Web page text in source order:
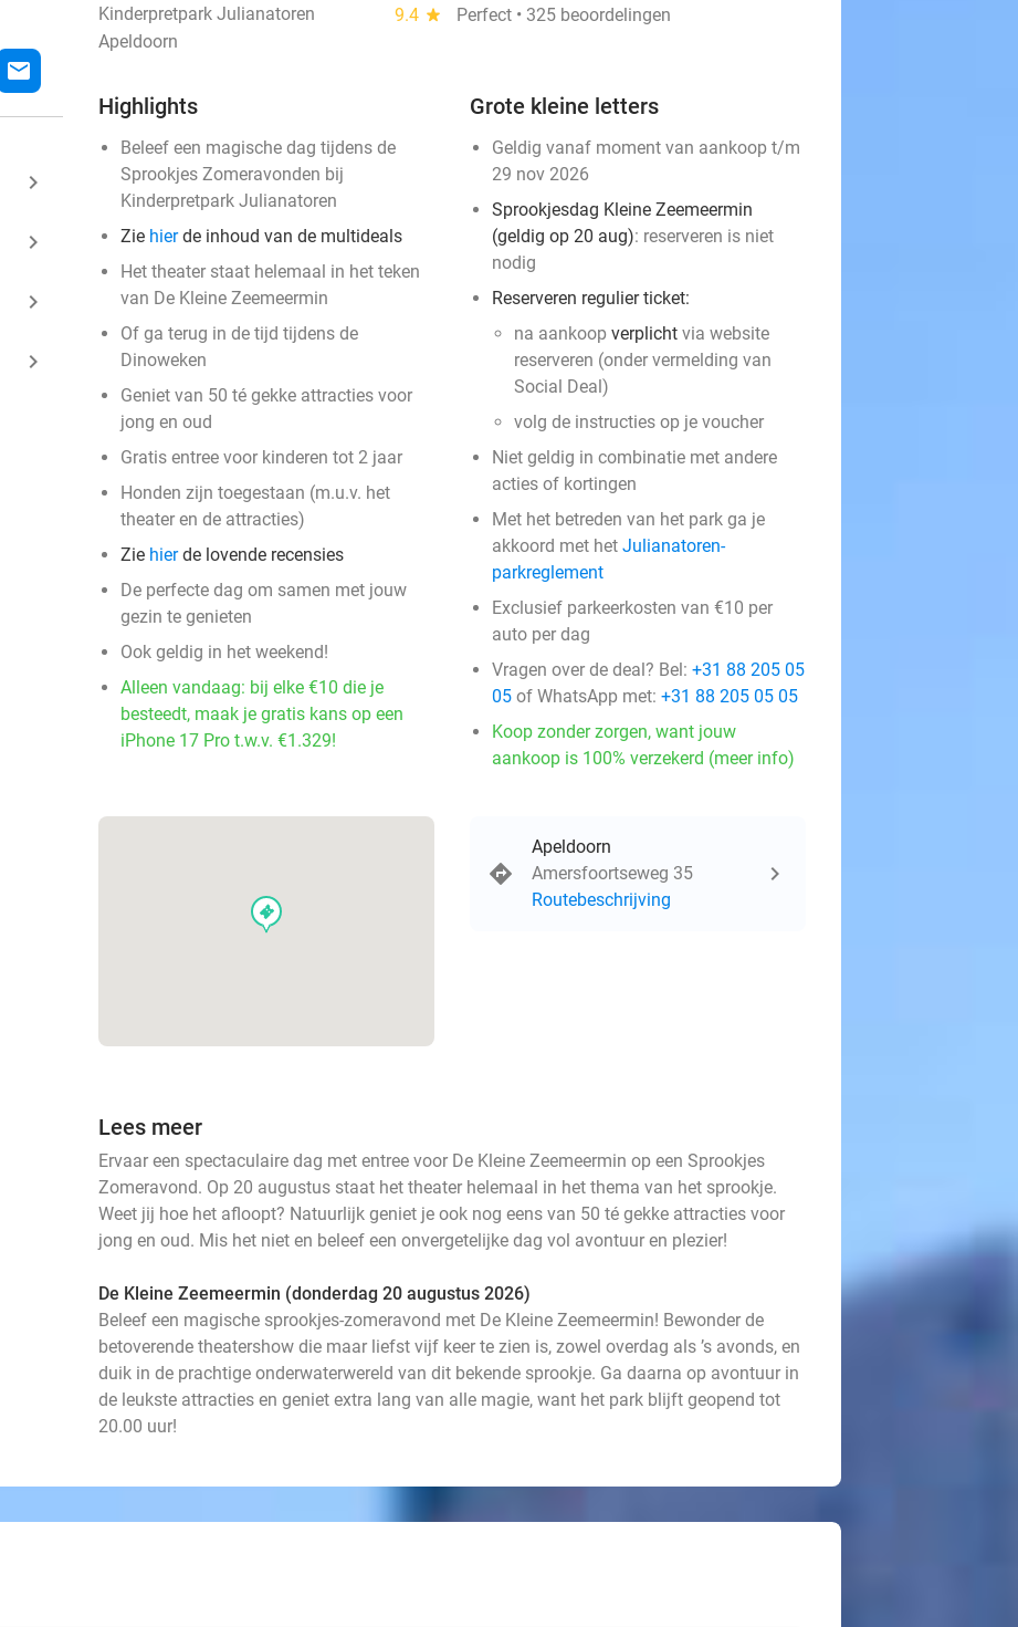
mail
keyboard_arrow_right
keyboard_arrow_right
keyboard_arrow_right
keyboard_arrow_right
Kinderpretpark Julianatoren 9.4 star
Perfect • 325 beoordelingen
Apeldoorn
Highlights
Beleef een magische dag tijdens de
Sprookjes Zomeravonden bij
Kinderpretpark Julianatoren
Zie hierde inhoud van de multideals
Het theater staat helemaal in het teken
van De Kleine Zeemeermin
Of ga terug in de tijd tijdens de
Dinoweken
Geniet van 50 té gekke attracties voor
jong en oud
Gratis entree voor kinderen tot 2 jaar
Honden zijn toegestaan (m.u.v. het
theater en de attracties)
Zie hierde lovende recensies
De perfecte dag om samen met jouw
gezin te genieten
Ook geldig in het weekend!
Alleen vandaag: bij elke €10 die je
besteedt, maak je gratis kans op een
iPhone 17 Pro t.w.v. €1.329!
Grote kleine letters
Geldig vanaf moment van aankoop t/m
29 nov 2026
Sprookjesdag Kleine Zeemeermin
(geldig op 20 aug): reserveren is niet
nodig
Reserveren regulier ticket:
na aankoop verplicht via website
reserveren (onder vermelding van
Social Deal)
volg de instructies op je voucher
Niet geldig in combinatie met andere
acties of kortingen
Met het betreden van het park ga je
akkoord met het Julianatoren-
parkreglement
Exclusief parkeerkosten van €10 per
auto per dag
Vragen over de deal? Bel: +31 88 205 05
05 of WhatsApp met: +31 88 205 05 05
Koop zonder zorgen, want jouw
aankoop is 100% verzekerd (meer info)
events
Apeldoorn
Amersfoortseweg 35
Routebeschrijving
Lees meer
Ervaar een spectaculaire dag met entree voor De Kleine Zeemeermin op een Sprookjes
Zomeravond. Op 20 augustus staat het theater helemaal in het thema van het sprookje.
Weet jij hoe het afloopt? Natuurlijk geniet je ook nog eens van 50 té gekke attracties voor
jong en oud. Mis het niet en beleef een onvergetelijke dag vol avontuur en plezier!
De Kleine Zeemeermin (donderdag 20 augustus 2026)
Beleef een magische sprookjes-zomeravond met De Kleine Zeemeermin! Bewonder de
betoverende theatershow die maar liefst vijf keer te zien is, zowel overdag als ’s avonds, en
duik in de prachtige onderwaterwereld van dit bekende sprookje. Ga daarna op avontuur in
de leukste attracties en geniet extra lang van alle magie, want het park blijft geopend tot
20.00 uur!